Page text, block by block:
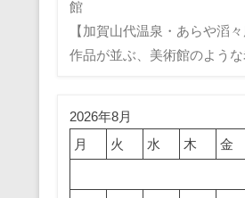
館
【加賀山代温泉・あらや滔
作品が並ぶ、美術館のよう
2026年8月
月
火 水 木 金